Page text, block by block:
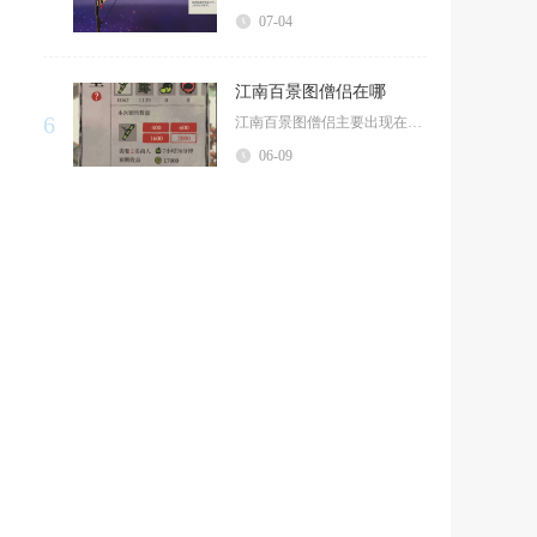
07-04
6
江南百景图僧侣在哪
江南百景图僧侣主要出现在苏州府、杭州府的地图场景中，也会在部分限时活动地图随机刷新，日常寻...
06-09